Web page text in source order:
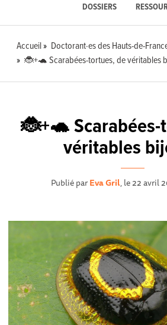
DOSSIERS
Accueil Doctorant·es des Hauts-de-
🐞+🐢 Scarabées-tortues, de véritables
🐞+🐢
véritables
Publié parEva Gril, le 22 avril